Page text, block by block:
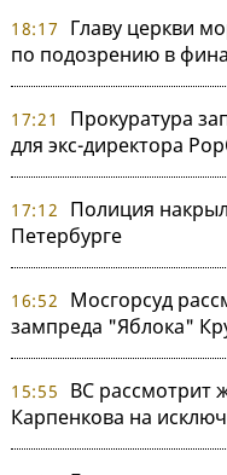
18:17
Главу церкви
по подозрению в
17:21
Прокуратура
для экс-директора
17:12
Полиция
Петербурге
16:52
Мосгорсуд
зампреда "Яблока"
15:55
ВС рассмотрит
Карпенкова на